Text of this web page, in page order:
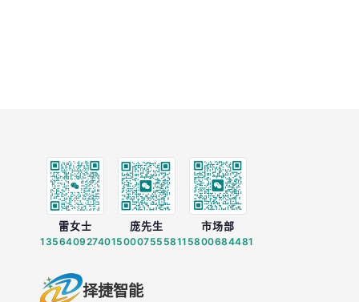
雷女士
13564092740
庞先生
15000755581
市场部
15800684481
择捷智能